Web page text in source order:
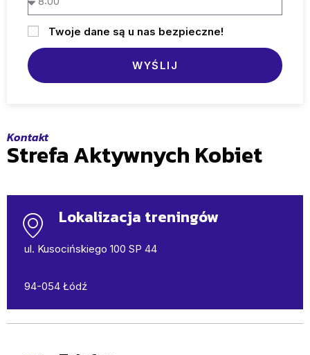
Kontakt
Strefa Aktywnych Kobiet
Lokalizacja treningów
ul. Kusocińskiego 100 SP 44
94-054 Łódź
Twoje dane są u nas bezpieczne!
WYŚLIJ